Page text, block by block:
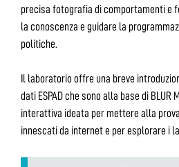
precisa fotografia di comportamenti e
la conoscenza e guidare la
politiche.
Il laboratorio offre una breve
dati ESPAD che sono alla base di BLUR
interattiva ideata per mettere alla
innescati da internet e per esplorare i